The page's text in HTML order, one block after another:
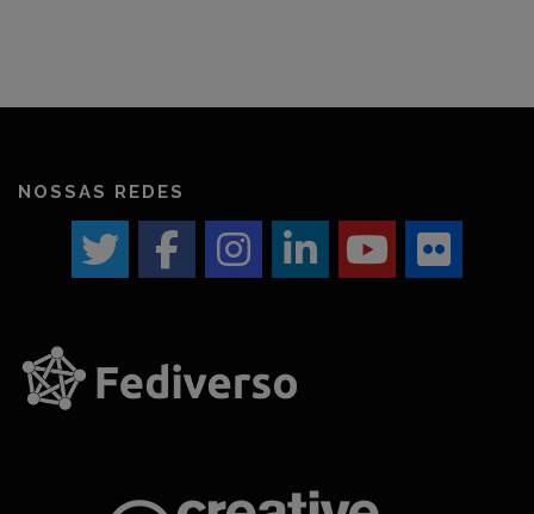
NOSSAS REDES